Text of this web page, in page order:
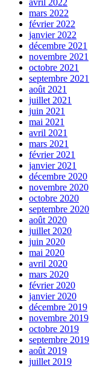
avril 2022
mars 2022
février 2022
janvier 2022
décembre 2021
novembre 2021
octobre 2021
septembre 2021
août 2021
juillet 2021
juin 2021
mai 2021
avril 2021
mars 2021
février 2021
janvier 2021
décembre 2020
novembre 2020
octobre 2020
septembre 2020
août 2020
juillet 2020
juin 2020
mai 2020
avril 2020
mars 2020
février 2020
janvier 2020
décembre 2019
novembre 2019
octobre 2019
septembre 2019
août 2019
juillet 2019